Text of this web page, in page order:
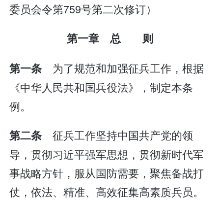
委员会令第759号第二次修订）
第一章 总 则
第一条 为了规范和加强征兵工作，根据
《中华人民共和国兵役法》，制定本条
例。
第二条 征兵工作坚持中国共产党的领
导，贯彻习近平强军思想，贯彻新时代军
事战略方针，服从国防需要，聚焦备战打
仗，依法、精准、高效征集高素质兵员。